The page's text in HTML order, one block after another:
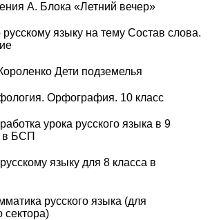
А. Блока «Летний вечер»
русскому языку на тему Состав слова.
Дети подземелья
Орфография. 10 класс
урока русского языка в 9
в БСП
языку для 8 класса в
русского языка (для
сектора)